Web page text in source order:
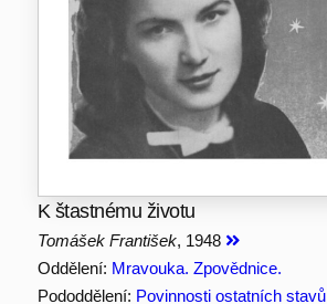
K štastnému životu
Tomášek František, 1948
Oddělení: Mravouka. Zpovědnice.
Pododdělení: Povinnosti ostatních stavů